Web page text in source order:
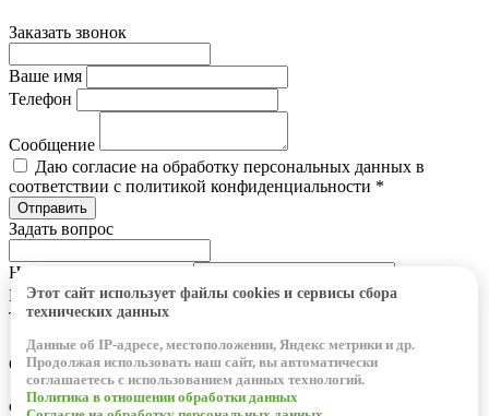
Заказать звонок
Ваше имя
Телефон
Сообщение
Даю согласие на обработку персональных данных в
соответствии с политикой конфиденциальности *
Задать вопрос
Наименование позиции
Ваше имя
Телефон
Сообщение
Даю согласие на обработку персональных данных в
соответствии с политикой конфиденциальности *
Этот сайт использует файлы cookies и сервисы сбора
технических данных
Данные об IP-адресе, местоположении, Яндекс метрики и др.
Продолжая использовать наш сайт, вы автоматически
соглашаетесь с использованием данных технологий.
Политика в отношении обработки данных